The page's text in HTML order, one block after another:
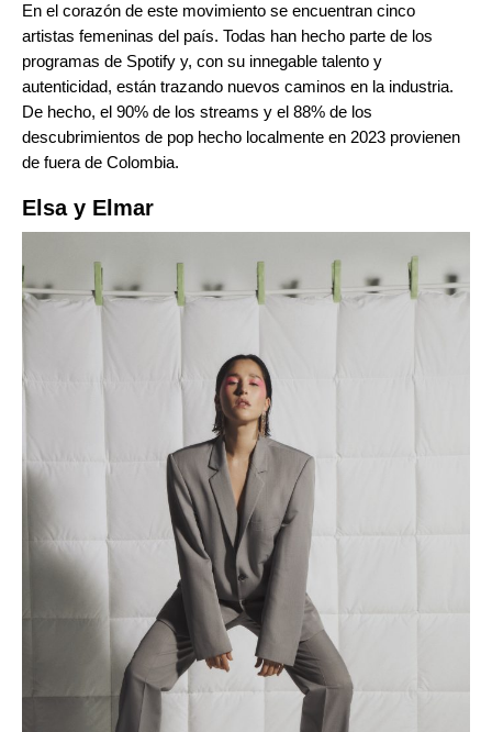
En el corazón de este movimiento se encuentran cinco
artistas femeninas del país. Todas han hecho parte de los
programas de Spotify y, con su innegable talento y
autenticidad, están trazando nuevos caminos en la industria.
De hecho, el 90% de los streams y el 88% de los
descubrimientos de pop hecho localmente en 2023 provienen
de fuera de Colombia.
Elsa y Elmar